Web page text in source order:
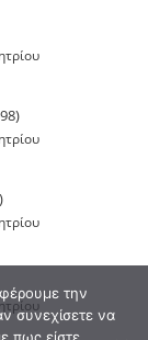
την
συνεχίσετε να